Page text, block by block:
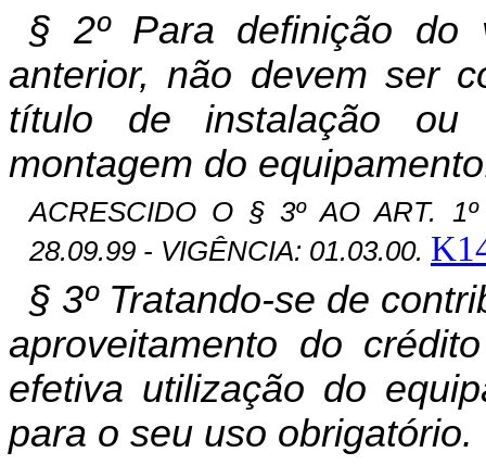
§ 2º Para definição do
anterior, não devem ser
título de instalação
montagem do
ACRESCIDO O § 3º AO ART.
28.09.99 - VIGÊNCIA: 01.03.00.
§ 3º Tratando-se de
aproveitamento do
efetiva utilização do
para o seu uso obrigatório.